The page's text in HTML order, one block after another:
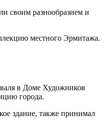
своим разнообразием и
местного Эрмитажа.
в Доме Художников
города.
здание, также принимал